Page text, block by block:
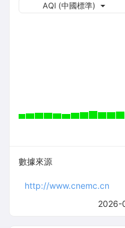
2026-
AQI (中國標準)
數據來源
http://www.cnemc.cn